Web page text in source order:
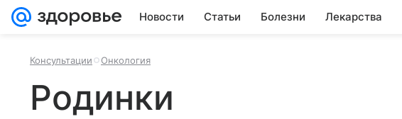
Новости Статьи Болезни Лекарства
Консультации Онкология
Родинки